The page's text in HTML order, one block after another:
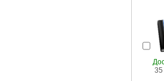
35